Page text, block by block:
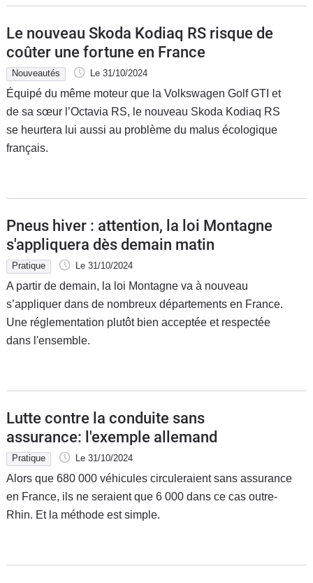
Le nouveau Skoda Kodiaq RS risque de
coûter une fortune en France
Nouveautés Le 31/10/2024
Équipé du même moteur que la Volkswagen Golf GTI et
de sa sœur l’Octavia RS, le nouveau Skoda Kodiaq RS
se heurtera lui aussi au problème du malus écologique
français.
Pneus hiver : attention, la loi Montagne
s'appliquera dès demain matin
Pratique Le 31/10/2024
A partir de demain, la loi Montagne va à nouveau
s’appliquer dans de nombreux départements en France.
Une réglementation plutôt bien acceptée et respectée
dans l'ensemble.
Lutte contre la conduite sans
assurance: l'exemple allemand
Pratique Le 31/10/2024
Alors que 680 000 véhicules circuleraient sans assurance
en France, ils ne seraient que 6 000 dans ce cas outre-
Rhin. Et la méthode est simple.